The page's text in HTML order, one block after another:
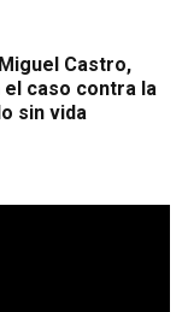
Castro,
caso contra la
sin vida